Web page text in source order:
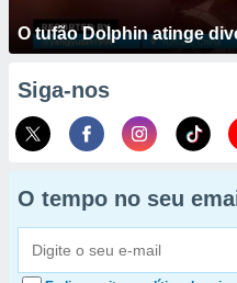
O tufão Dolphin atinge
Siga-nos
O tempo no seu